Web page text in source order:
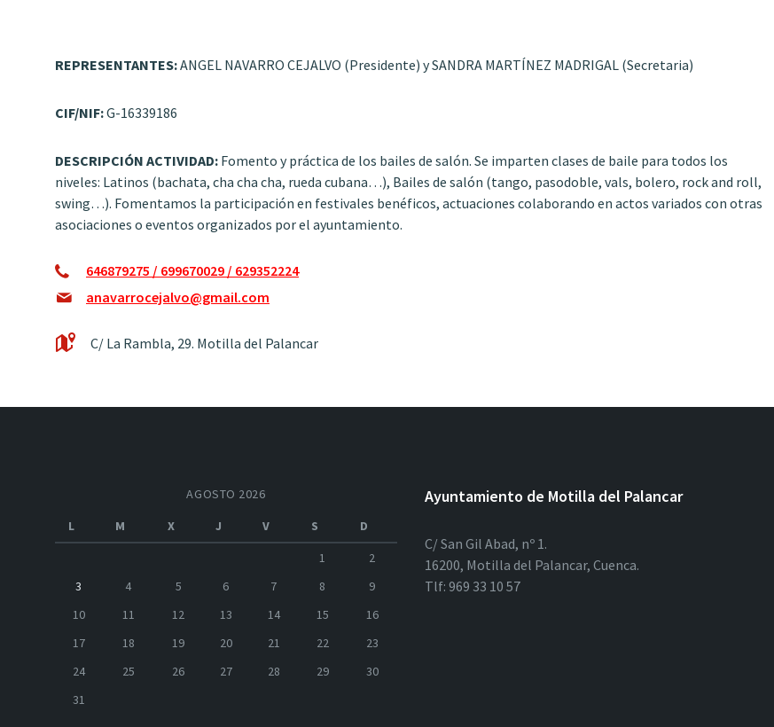
REPRESENTANTES:ANGEL NAVARRO CEJALVO (Presidente) y SANDRA MARTÍNEZ MADRIGAL (Secretaria)
CIF/NIF:G-16339186
DESCRIPCIÓN ACTIVIDAD: Fomento y práctica de los bailes de salón. Se imparten clases de baile para todos los
niveles: Latinos (bachata, cha cha cha, rueda cubana…), Bailes de salón (tango, pasodoble, vals, bolero, rock and roll,
swing…). Fomentamos la participación en festivales benéficos, actuaciones colaborando en actos variados con otras
asociaciones o eventos organizados por el ayuntamiento.
646879275 / 699670029 / 629352224
anavarrocejalvo@gmail.com
C/ La Rambla, 29. Motilla del Palancar
AGOSTO 2026
L
M X J V S
D
1
2
3
4 5 6 7 8
9
10
11 12 13 14 15
16
17
18 19 20 21 22
23
24
25 26 27 28 29
30
31
Ayuntamiento de Motilla del Palancar
C/ San Gil Abad, nº 1.
16200, Motilla del Palancar, Cuenca.
Tlf: 969 33 10 57